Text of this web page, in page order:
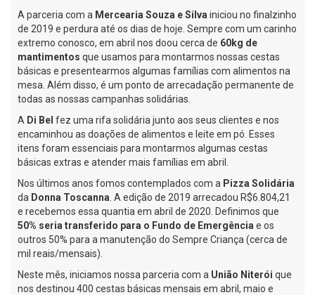
A parceria com a Mercearia Souza e Silva iniciou no finalzinho
de 2019 e perdura até os dias de hoje. Sempre com um carinho
extremo conosco, em abril nos doou cerca de 60kg de
mantimentos que usamos para montarmos nossas cestas
básicas e presentearmos algumas famílias com alimentos na
mesa. Além disso, é um ponto de arrecadação permanente de
todas as nossas campanhas solidárias.
A Di Bel fez uma rifa solidária junto aos seus clientes e nos
encaminhou as doações de alimentos e leite em pó. Esses
itens foram essenciais para montarmos algumas cestas
básicas extras e atender mais famílias em abril.
Nos últimos anos fomos contemplados com a Pizza Solidária
da Donna Toscanna . A edição de 2019 arrecadou R$6.804,21
e recebemos essa quantia em abril de 2020. Definimos que
50% seria transferido para o Fundo de Emergência e os
outros 50% para a manutenção do Sempre Criança (cerca de
mil reais/mensais).
Neste mês, iniciamos nossa parceria com a União Niterói que
nos destinou 400 cestas básicas mensais em abril, maio e